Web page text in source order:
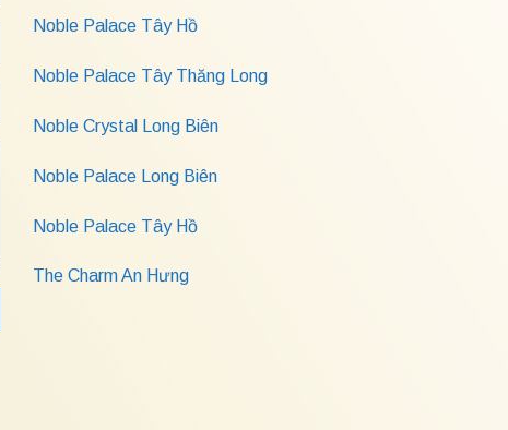
Noble Palace Tây Hồ
Noble Palace Tây Thăng Long
Noble Crystal Long Biên
Noble Palace Long Biên
Noble Palace Tây Hồ
The Charm An Hưng